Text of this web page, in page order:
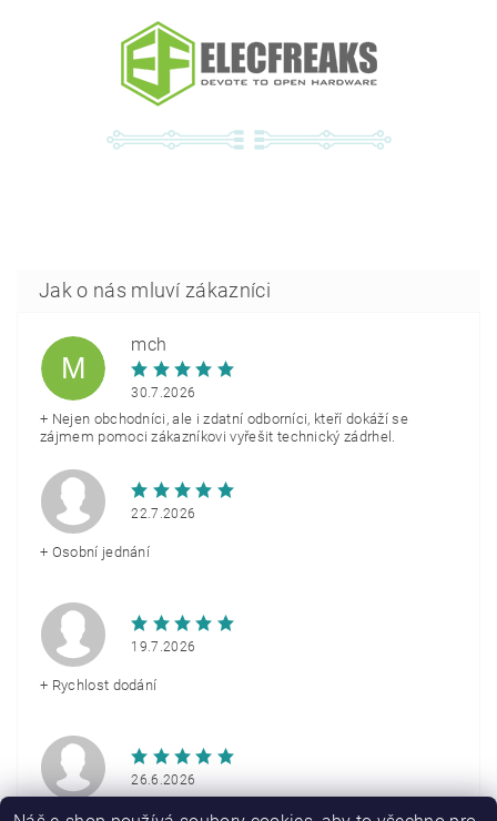
M
mch
30.7.2026
+ Nejen obchodníci, ale i zdatní odborníci, kteří dokáží se
zájmem pomoci zákazníkovi vyřešit technický zádrhel.
22.7.2026
+ Osobní jednání
19.7.2026
+ Rychlost dodání
26.6.2026